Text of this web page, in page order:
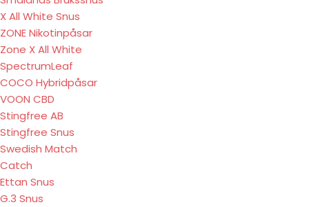
X All White Snus
ZONE Nikotinpåsar
Zone X All White
SpectrumLeaf
COCO Hybridpåsar
VOON CBD
Stingfree AB
Stingfree Snus
Swedish Match
Catch
Ettan Snus
G.3 Snus